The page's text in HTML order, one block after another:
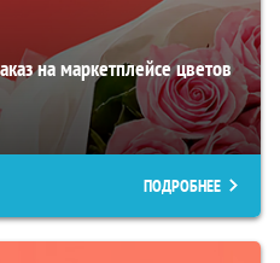
на маркетплейсе цветов
ПОДРОБНЕЕ